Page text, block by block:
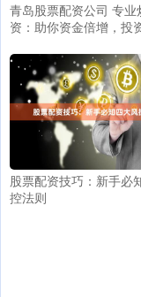
青岛股票配资公司 专业
资：助你资金倍增，投
股票配资技巧：新手必
控法则